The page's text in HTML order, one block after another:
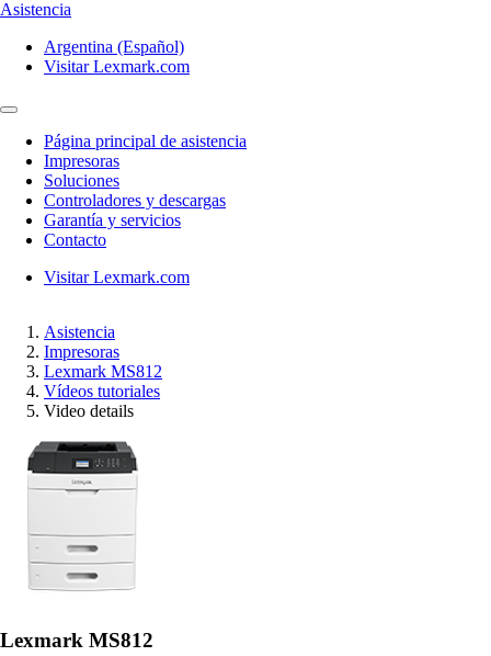
Asistencia
Argentina (Español)
Visitar Lexmark.com
Página principal de asistencia
Impresoras
Soluciones
Controladores y descargas
Garantía y servicios
Contacto
Visitar Lexmark.com
Asistencia
Impresoras
Lexmark MS812
Vídeos tutoriales
Video details
Lexmark MS812